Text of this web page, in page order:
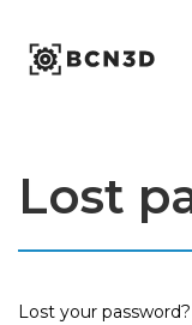
content
Lost
Lost your